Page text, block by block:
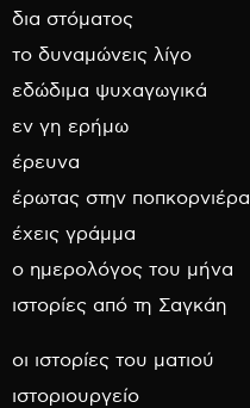
δια στόματος
το δυναμώνεις λίγο
εδώδιμα ψυχαγωγικά
εν γη ερήμω
έρευνα
έρωτας στην ποπκορνιέρα
έχεις γράμμα
ο ημερολόγος του μήνα
ιστορίες από τη Σαγκάη
οι ιστορίες του ματιού
ιστοριουργείο